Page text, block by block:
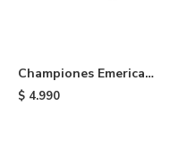
Championes Emerica
Dickson Skateboard -
$ 4.990